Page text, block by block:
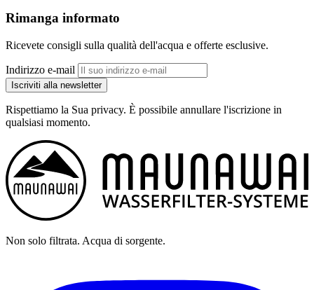
Rimanga informato
Ricevete consigli sulla qualità dell'acqua e offerte esclusive.
Indirizzo e-mail
Iscriviti alla newsletter
Rispettiamo la Sua privacy. È possibile annullare l'iscrizione in
qualsiasi momento.
Non solo filtrata. Acqua di sorgente.